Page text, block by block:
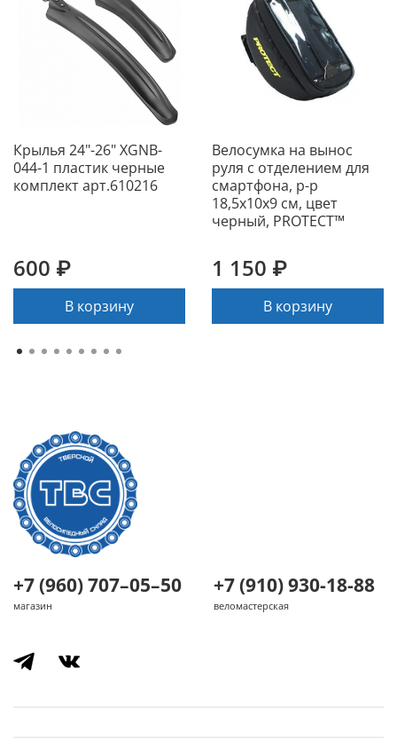
Крылья 24"-26" XGNB-
044-1 пластик черные
комплект арт.610216
600 ₽
В корзину
Велосумка на вынос
руля с отделением для
смартфона, р-р
18,5х10х9 см, цвет
черный, PROTECT™
1 150 ₽
В корзину
+7 (960) 707–05–50
магазин
+7 (910) 930-18-88
веломастерская